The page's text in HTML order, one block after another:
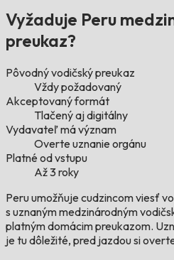
Vyžaduje Peru
preukaz?
Pôvodný vodičský preukaz
Vždy požadovaný
Akceptovaný formát
Tlačený aj digitálny
Vydavateľ má význam
Overte uznanie orgánu
Platné od vstupu
Až 3 roky
Peru umožňuje cudzincom viesť
s uznaným medzinárodným
platným domácim preukazom.
je tu dôležité, pred jazdou si